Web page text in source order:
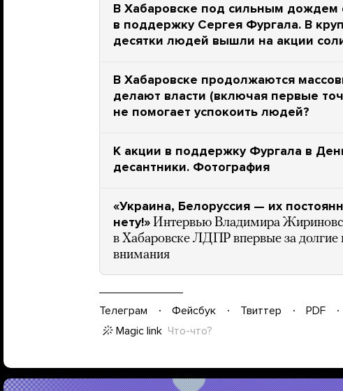
В Хабаровске под сильным дождем
в поддержку Сергея Фургала. В
десятки людей вышли на акции
В Хабаровске продолжаются
делают власти (включая первые
не помогает успокоить людей?
К акции в поддержку Фургала в
десантники. Фотография
«Украина, Белоруссия — их
нету!» Интервью Владимира
в Хабаровске ЛДПР впервые за долгие
внимания
Телеграм Фейсбук Твиттер PDF
Magic link Что-что?